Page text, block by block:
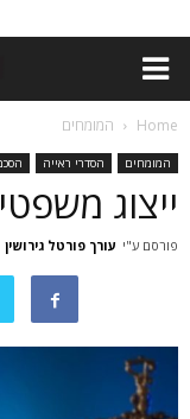
Home המומחים
המומחים הסדרי ראייה
ייצוג
פורסם ע"י עורך פורטל גירושין